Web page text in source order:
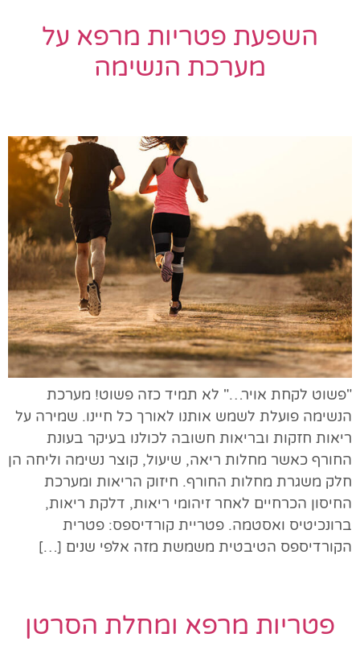
השפעת פטריות מרפא על
מערכת הנשימה
"פשוט לקחת אויר…" לא תמיד כזה פשוט! מערכת
הנשימה פועלת לשמש אותנו לאורך כל חיינו. שמירה על
ריאות חזקות ובריאות חשובה לכולנו בעיקר בעונת
החורף כאשר מחלות ריאה, שיעול, קוצר נשימה וליחה הן
חלק משגרת מחלות החורף. חיזוק הריאות ומערכת
החיסון הכרחיים לאחר זיהומי ריאות, דלקת ריאות,
ברונכיטיס ואסטמה. פטריית קורדיספס: פטרית
הקורדיספס הטיבטית משמשת מזה אלפי שנים […]
פטריות מרפא ומחלת הסרטן